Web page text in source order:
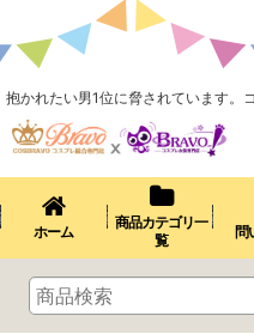
抱かれたい男1位に脅されています。
ホーム
商品カテゴリ一
覧
問